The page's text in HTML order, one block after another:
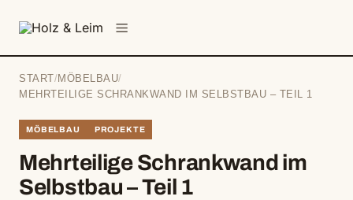
START / MÖBELBAU/
MEHRTEILIGE SCHRANKWAND IM SELBSTBAU – TEIL 1
MÖBELBAU PROJEKTE
Mehrteilige Schrankwand im
Selbstbau – Teil 1